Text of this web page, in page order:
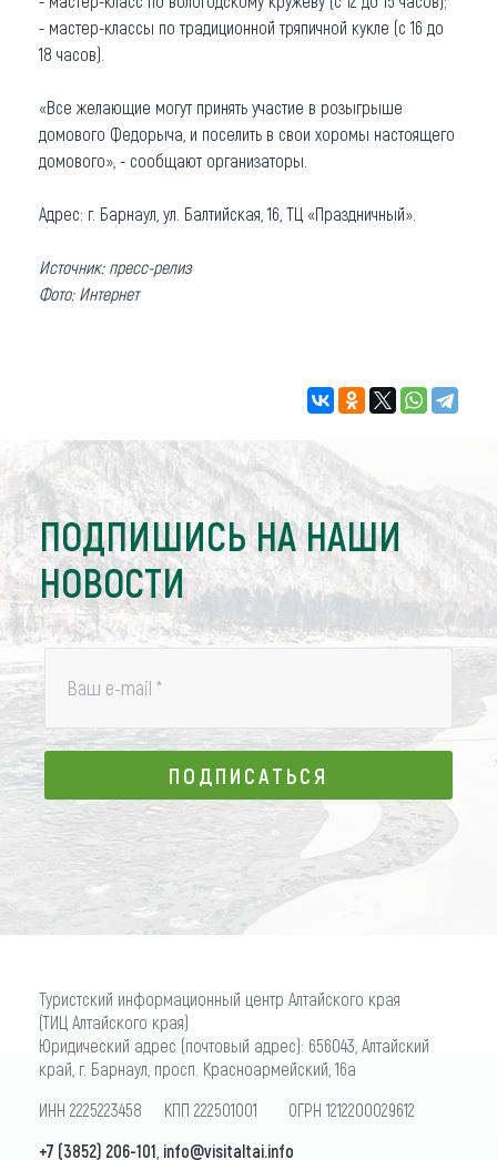
- мастер-классы по традиционной тряпичной кукле (с 16 до
18 часов).
«Все желающие могут принять участие в розыгрыше
домового Федорыча, и поселить в свои хоромы настоящего
домового», - сообщают организаторы.
Адрес: г. Барнаул, ул. Балтийская, 16, ТЦ «Праздничный».
Источник: пресс-релиз
Фото: Интернет
ПОДПИШИСЬ НА НАШИ
НОВОСТИ
Ваш e-mail *
ПОДПИСАТЬСЯ
ПОДПИСАТЬСЯ
Туристский информационный центр Алтайского края
(ТИЦ Алтайского края)
Юридический адрес (почтовый адрес): 656043, Алтайский
край, г. Барнаул, просп. Красноармейский, 16а
ИНН 2225223458 КПП 222501001 ОГРН 1212200029612
+7 (3852) 206-101 info@visitaltai.info